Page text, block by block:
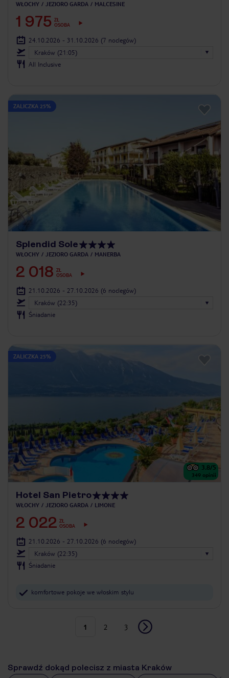
WŁOCHY JEZIORO GARDA MALCESINE
1 975 ZŁ
OSOBA
24.10.2026 - 31.10.2026 (7 noclegów)
Kraków (21:05)
All Inclusive
ZALICZKA 25%
Splendid Sole
WŁOCHY JEZIORO GARDA MANERBA
2 018 ZŁ
OSOBA
21.10.2026 - 27.10.2026 (6 noclegów)
Kraków (22:35)
Śniadanie
ZALICZKA 25%
3.8/5
349 opinii
Hotel San Pietro
WŁOCHY JEZIORO GARDA LIMONE
2 022 ZŁ
OSOBA
21.10.2026 - 27.10.2026 (6 noclegów)
Kraków (22:35)
Śniadanie
komfortowe pokoje we włoskim stylu
1 2 3
Sprawdź dokąd polecisz z miasta Kraków